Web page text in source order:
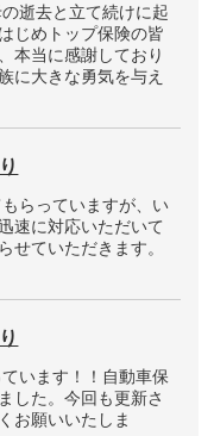
逝去と立て続けに起
じめトップ保険の皆
本当に感謝しており
に大きな勇気を与え
らっていますが、い
速に対応いただいて
せていただきます。
います！！自動車保
した。今回も更新さ
お願いいたしま